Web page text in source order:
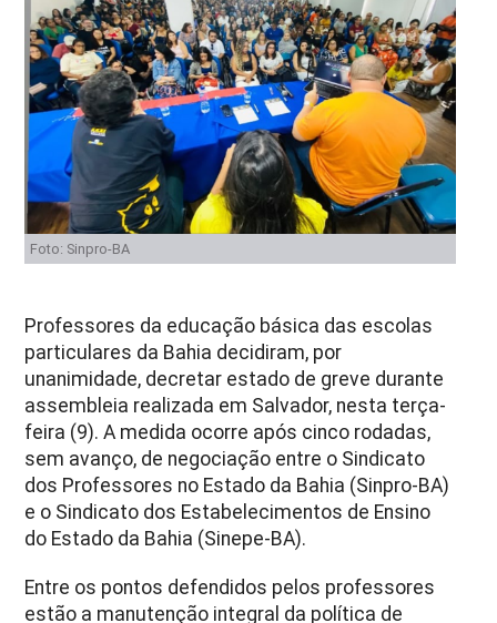
Foto: Sinpro-BA
Professores da educação básica das escolas
particulares da Bahia decidiram, por
unanimidade, decretar estado de greve durante
assembleia realizada em Salvador, nesta terça-
feira (9). A medida ocorre após cinco rodadas,
sem avanço, de negociação entre o Sindicato
dos Professores no Estado da Bahia (Sinpro-BA)
e o Sindicato dos Estabelecimentos de Ensino
do Estado da Bahia (Sinepe-BA).
Entre os pontos defendidos pelos professores
estão a manutenção integral da política de